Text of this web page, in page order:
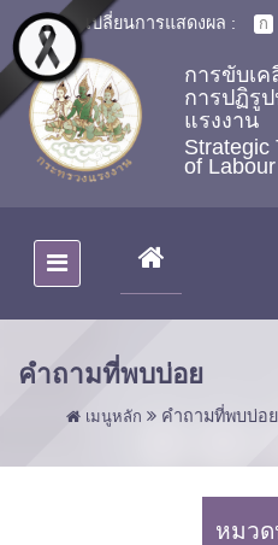
Skip to main content
เปลี่ยนการแสดงผล :
การขับเ
การปฏิรูป
แรงงาน
Strategic
of Labour
(CURRENT)
คำถามที่พบบ่อย
เมนูหลัก คำถามที่พบบ่อย
หมว